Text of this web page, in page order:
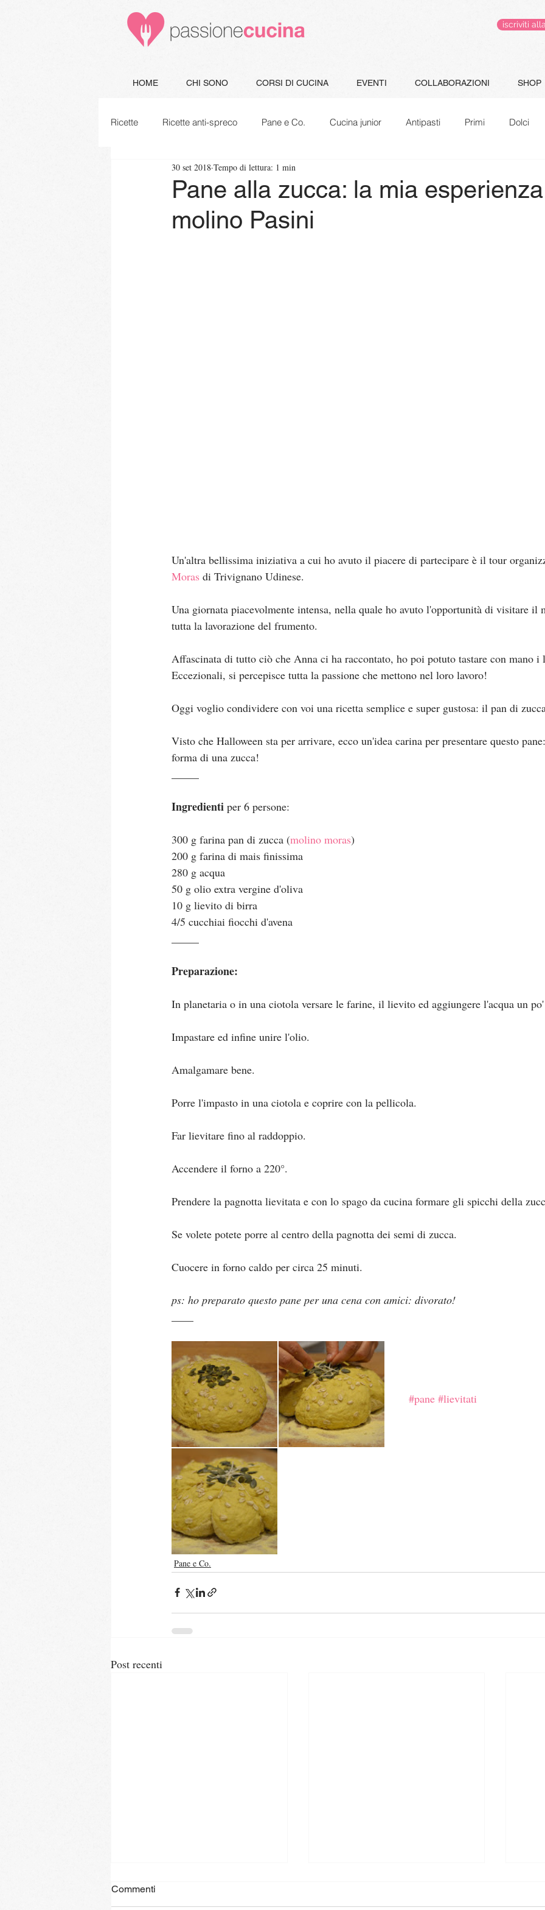
iscriviti
HOME CHI SONO CORSI DI CUCINA EVENTI COLLABORAZIONI SHOP
Ricette Ricette anti-spreco Pane e Co. Cucina junior Antipasti Primi Dolci
Minestre e Zuppe Secondi Gluten Free
Piatti unici Vegetariane
Pane alla zucca: la mia
molino Pasini
30 set 2018 Tempo di lettura: 1 min
Un'altra bellissima iniziativa a cui ho avuto il piacere di partecipare è il tour
Moras di Trivignano Udinese.
Una giornata piacevolmente intensa, nella quale ho avuto l'opportunità di visitare il
tutta la lavorazione del frumento.
Affascinata di tutto ciò che Anna ci ha raccontato, ho poi potuto tastare con mano
Eccezionali, si percepisce tutta la passione che mettono nel loro lavoro!
Oggi voglio condividere con voi una ricetta semplice e super gustosa: il pan di
Visto che Halloween sta per arrivare, ecco un'idea carina per presentare questo
forma di una zucca!
Ingredienti per 6 persone:
300 g farina pan di zucca (molino moras)
200 g farina di mais finissima
280 g acqua
50 g olio extra vergine d'oliva
10 g lievito di birra
4/5 cucchiai fiocchi d'avena
Preparazione:
In planetaria o in una ciotola versare le farine, il lievito ed aggiungere l'acqua un
Impastare ed infine unire l'olio.
Amalgamare bene.
Porre l'impasto in una ciotola e coprire con la pellicola.
Far lievitare fino al raddoppio.
Accendere il forno a 220°.
Prendere la pagnotta lievitata e con lo spago da cucina formare gli spicchi della
Se volete potete porre al centro della pagnotta dei semi di zucca.
Cuocere in forno caldo per circa 25 minuti.
ps: ho preparato questo pane per una cena con amici: divorato!
#pane #lievitati
Pane e Co.
Post recenti
Commenti